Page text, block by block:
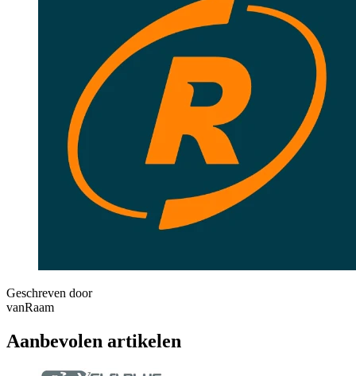
Geschreven door
vanRaam
Aanbevolen artikelen